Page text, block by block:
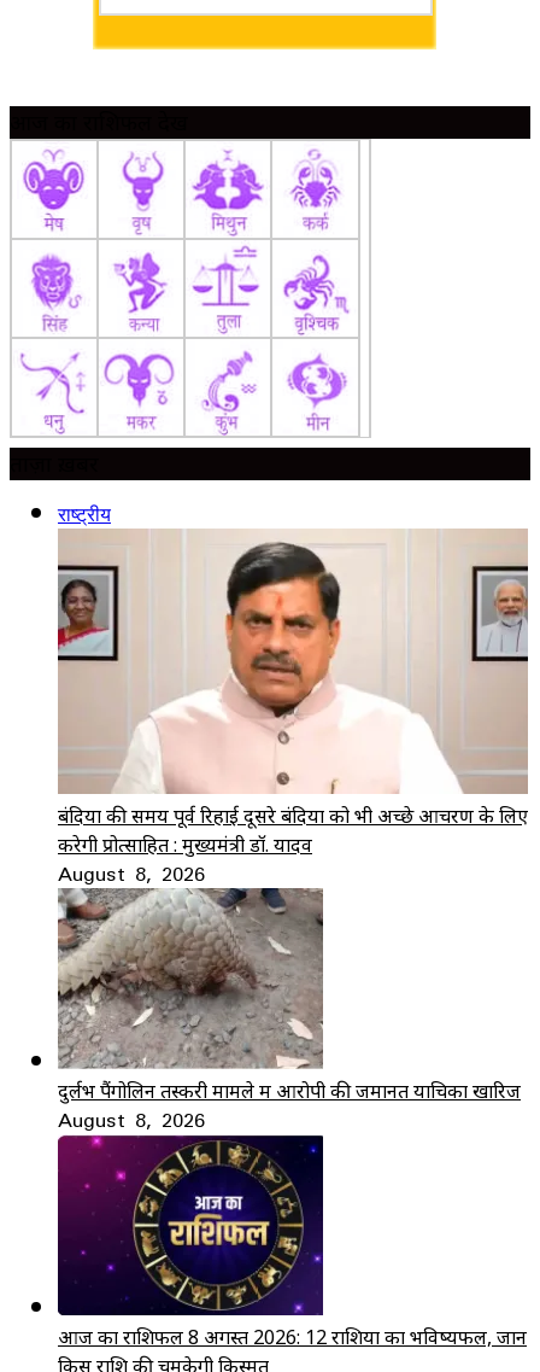
राष्ट्रीय
बंदियों की समय पूर्व रिहाई दूसरे बंदियों को भी अच्छे आचरण के लिए
करेगी प्रोत्साहित : मुख्यमंत्री डॉ. यादव
August 8, 2026
दुर्लभ पैंगोलिन तस्करी मामले में आरोपी की जमानत याचिका खारिज
August 8, 2026
आज का राशिफल 8 अगस्त 2026: 12 राशियों का भविष्यफल, जानें
किस राशि की चमकेगी किस्मत